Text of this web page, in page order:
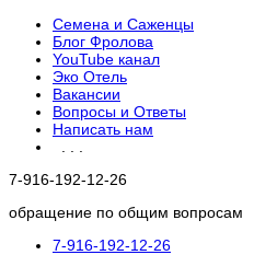
Семена и Саженцы
Блог Фролова
YouTube канал
Эко Отель
Вакансии
Вопросы и Ответы
Написать нам
7-916-192-12-26
обращение по общим вопросам
7-916-192-12-26